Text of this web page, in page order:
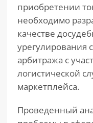
приобретении
необходимо
качестве
урегулирования
арбитража с
логистической
маркетплейса.
Проведенный